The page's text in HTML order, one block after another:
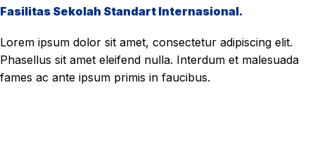
Fasilitas Sekolah Standart Internasional.
Lorem ipsum dolor sit amet, consectetur adipiscing elit.
Phasellus sit amet eleifend nulla. Interdum et malesuada
fames ac ante ipsum primis in faucibus.